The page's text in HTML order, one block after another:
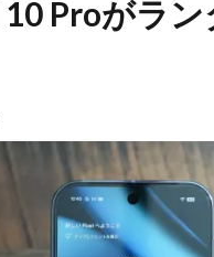
Proがラ